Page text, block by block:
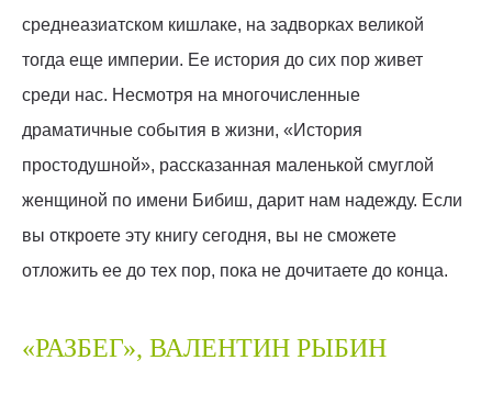
среднеазиатском кишлаке, на задворках великой
тогда еще империи. Ее история до сих пор живет
среди нас. Несмотря на многочисленные
драматичные события в жизни, «История
простодушной», рассказанная маленькой смуглой
женщиной по имени Бибиш, дарит нам надежду. Если
вы откроете эту книгу сегодня, вы не сможете
отложить ее до тех пор, пока не дочитаете до конца.
«РАЗБЕГ», ВАЛЕНТИН РЫБИН